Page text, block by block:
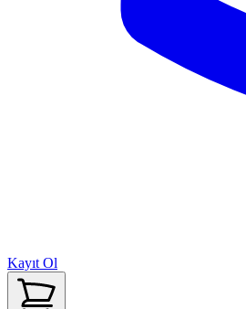
Kayıt Ol